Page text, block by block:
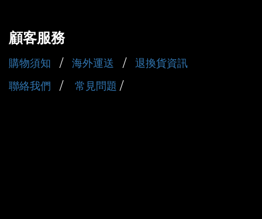
顧客服務
購物須知 / 海外運送 / 退換貨資訊
聯絡我們
/ 常見問題 /